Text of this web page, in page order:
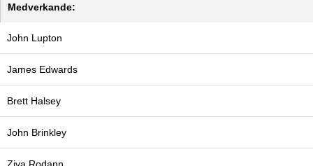
Medverkande:
John Lupton
James Edwards
Brett Halsey
John Brinkley